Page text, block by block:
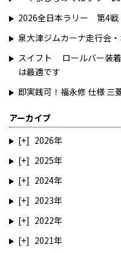
2026全日本ラリー 第4
泉大津ジムカーナ走行会
スイフト ロールバー装
は最適です
即実践可！福永修 仕様 三
アーカイブ
2026
2025
2024
2023
2022
2021